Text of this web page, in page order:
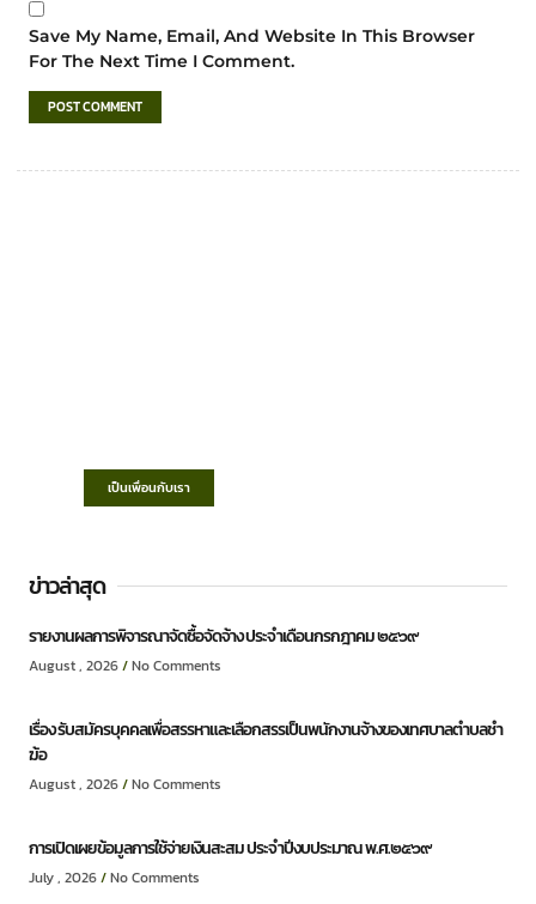
Save My Name, Email, And Website In This Browser
For The Next Time I Comment.
เป็นเพื่อนกับเรา
ข่าวล่าสุด
รายงานผลการพิจารณาจัดซื้อจัดจ้าง ประจำเดือนกรกฎาคม ๒๕๖๙
August , 2026 No Comments
เรื่อง รับสมัครบุคคลเพื่อสรรหาและเลือกสรรเป็นพนักงานจ้างของเทศบาลตำบลชำ
ฆ้อ
August , 2026 No Comments
การเปิดเผยข้อมูลการใช้จ่ายเงินสะสม ประจำปีงบประมาณ พ.ศ.๒๕๖๙
July , 2026 No Comments